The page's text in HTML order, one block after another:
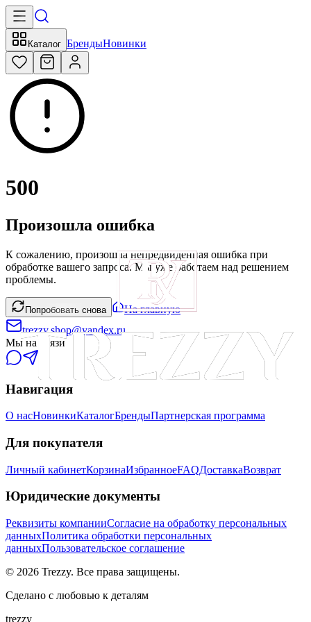
Каталог БрендыНовинки
500
Произошла ошибка
К сожалению, произошла непредвиденная ошибка при
обработке вашего запроса. Мы уже работаем над решением
проблемы.
Попробовать снова
На главную
trezzy.shop@yandex.ru
Мы на связи
Навигация
О насНовинкиКаталогБрендыПартнерская программа
Для покупателя
Личный кабинетКорзинаИзбранноеFAQДоставкаВозврат
Юридические документы
Реквизиты компанииСогласие на обработку персональных
данныхПолитика обработки персональных
данныхПользовательское соглашение
© 2026 Trezzy. Все права защищены.
Сделано с любовью к деталям
trezzy